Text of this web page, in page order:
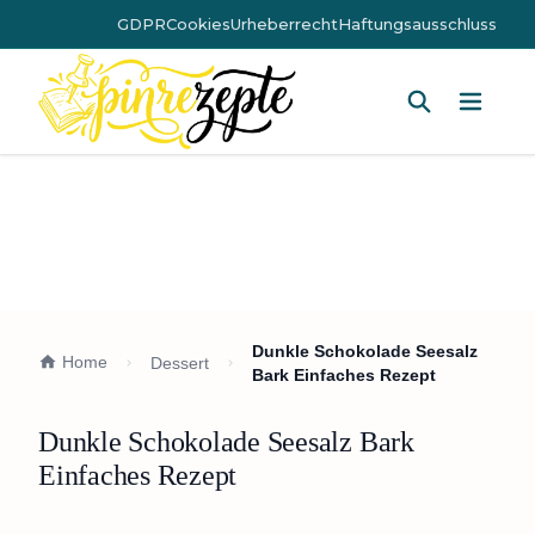
GDPRCookiesUrheberrechtHaftungsausschluss
Home Dessert
Dunkle Schokolade Seesalz
Bark Einfaches Rezept
Dunkle Schokolade Seesalz Bark
Einfaches Rezept